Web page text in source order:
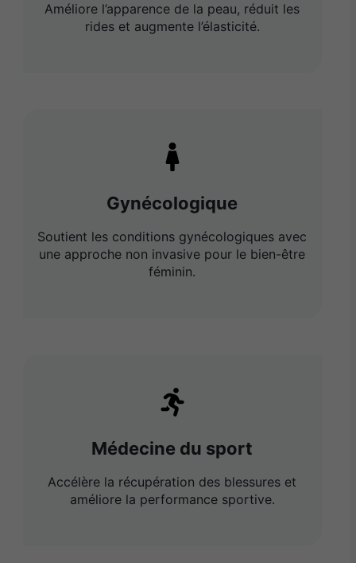
Améliore l’apparence de la peau, réduit les
rides et augmente l’élasticité.
Gynécologique
Soutient les conditions gynécologiques avec
une approche non invasive pour le bien-être
féminin.
Médecine du sport
Accélère la récupération des blessures et
améliore la performance sportive.